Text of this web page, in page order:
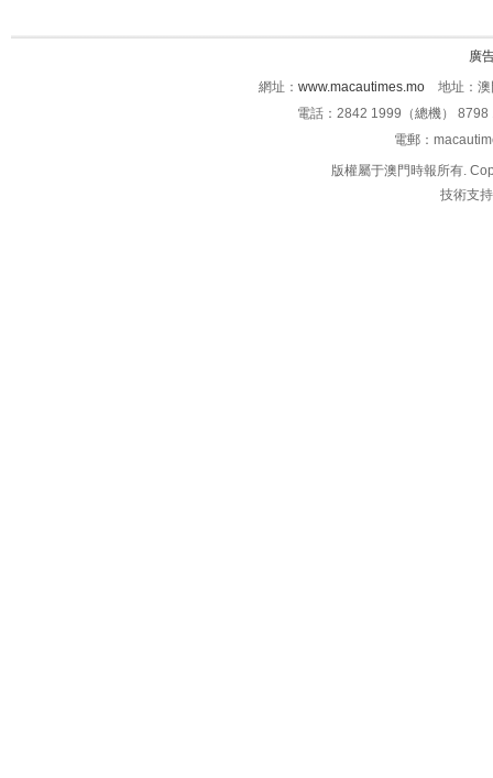
廣
網址： www.macautimes.mo 地址：澳
電話：2842 1999（總機）
電郵：
版權屬于澳門時報所有.
技術支